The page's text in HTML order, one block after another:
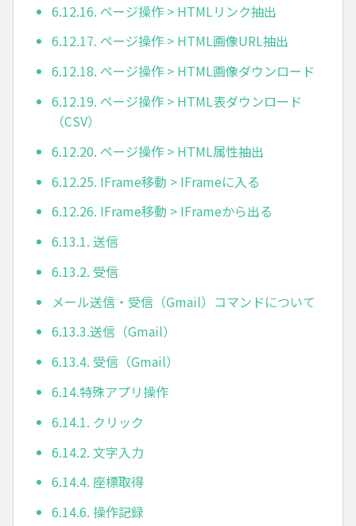
6.12.16. ページ操作 > HTMLリンク抽出
6.12.17. ページ操作 > HTML画像URL抽出
6.12.18. ページ操作 > HTML画像ダウンロード
6.12.19. ページ操作 > HTML表ダウンロード
（CSV）
6.12.20. ページ操作 > HTML属性抽出
6.12.25. IFrame移動 > IFrameに入る
6.12.26. IFrame移動 > IFrameから出る
6.13.1. 送信
6.13.2. 受信
メール送信・受信（Gmail）コマンドについて
6.13.3.送信（Gmail）
6.13.4. 受信（Gmail）
6.14.特殊アプリ操作
6.14.1. クリック
6.14.2. 文字入力
6.14.4. 座標取得
6.14.6. 操作記録